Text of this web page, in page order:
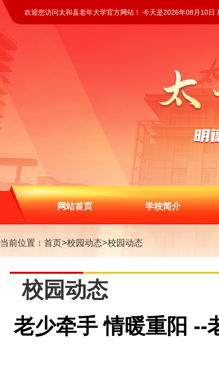
欢迎您访问太和县老年大学官方网站！ 今天是2026年08月10日
网站首页 学校简介
当前位置： 首页>校园动态>校园动态
校园动态
老少牵手 情暖重阳 --